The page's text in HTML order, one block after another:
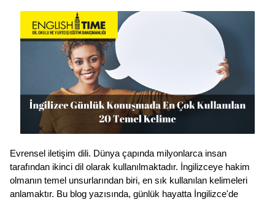
Evrensel iletişim dili. Dünya çapında milyonlarca insan
tarafından ikinci dil olarak kullanılmaktadır. İngilizceye hakim
olmanın temel unsurlarından biri, en sık kullanılan kelimeleri
anlamaktır. Bu blog yazısında, günlük hayatta İngilizce'de